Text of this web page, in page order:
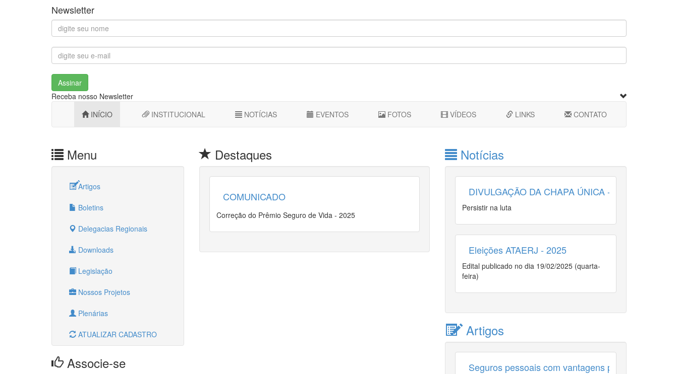
Newsletter
Assinar
Receba nosso Newsletter
INÍCIO
INSTITUCIONAL NOTÍCIAS EVENTOS FOTOS VÍDEOS LINKS CONTATO
Menu
Artigos
Boletins
Delegacias Regionais
Downloads
Legislação
Nossos Projetos
Plenárias
ATUALIZAR CADASTRO
Associe-se
Destaques
COMUNICADO
Correção do Prêmio Seguro de Vida - 2025
Notícias
DIVULGAÇÃO DA CHAPA ÚNICA - ELEIÇÕES
Persistir na luta
Eleições ATAERJ - 2025
Edital publicado no dia 19/02/2025 (quarta-
feira)
Artigos
Seguros pessoais com vantagens para o associado